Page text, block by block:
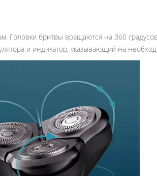
Головки бритвы вращаются на 360
и индикатор, указывающий на